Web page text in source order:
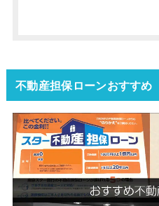
不動産担保ローンおすすめ